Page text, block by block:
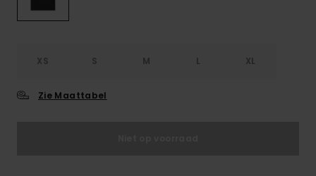
XS S M L XL
Zie Maattabel